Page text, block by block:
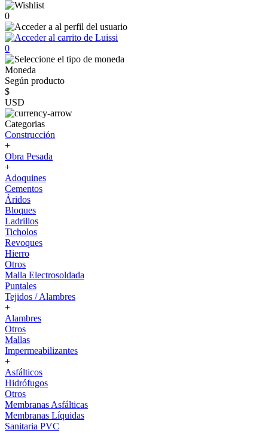
0
0
Moneda
Según producto
$
USD
Categorias
Construcción
+
Obra Pesada
+
Adoquines
Cementos
Áridos
Bloques
Ladrillos
Ticholos
Revoques
Hierro
Otros
Malla Electrosoldada
Puntales
Tejidos / Alambres
+
Alambres
Otros
Mallas
Impermeabilizantes
+
Asfálticos
Hidrófugos
Otros
Membranas Asfálticas
Membranas Líquidas
Sanitaria PVC